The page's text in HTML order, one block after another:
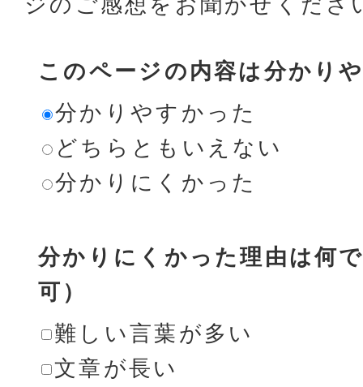
このページの内容は分かり
分かりやすかった
どちらともいえない
分かりにくかった
分かりにくかった理由は何
可）
難しい言葉が多い
文章が長い